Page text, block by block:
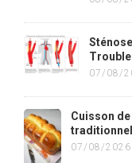
07/08/
Cuisson
07/08/2026